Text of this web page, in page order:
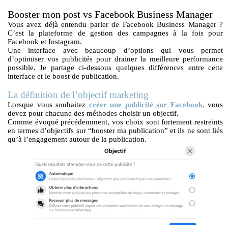
Booster mon post vs Facebook Business Manager
Vous avez déjà entendu parler de Facebook Business Manager ?
C’est la plateforme de gestion des campagnes à la fois pour
Facebook et Instagram.
Une interface avec beaucoup d’options qui vous permet
d’optimiser vos publicités pour drainer la meilleure performance
possible. Je partage ci-dessous quelques différences entre cette
interface et le boost de publication.
La définition de l’objectif marketing
Lorsque vous souhaitez créer une publicité sur Facebook, vous
devez pour chacune des méthodes choisir un objectif.
Comme évoqué précédemment, vos choix sont fortement restreints
en termes d’objectifs sur “booster ma publication” et ils ne sont liés
qu’à l’engagement autour de la publication.